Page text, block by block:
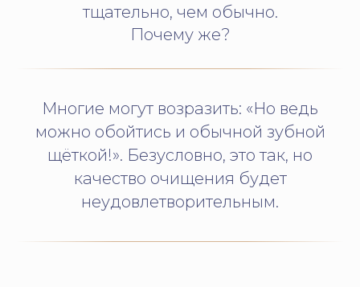
тщательно, чем обычно.
Почему же?
Многие могут возразить: «Но ведь
можно обойтись и обычной зубной
щёткой!». Безусловно, это так, но
качество очищения будет
неудовлетворительным.